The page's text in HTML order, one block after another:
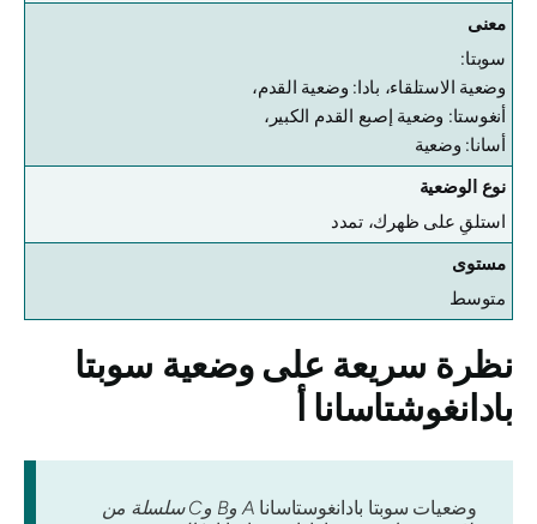
معنى
سوبتا:
وضعية الاستلقاء، بادا: وضعية القدم،
أنغوستا: وضعية إصبع القدم الكبير،
أسانا: وضعية
نوع الوضعية
استلقِ على ظهرك، تمدد
مستوى
متوسط
نظرة سريعة على وضعية سوبتا
بادانغوشتاسانا أ
وضعيات سوبتا بادانغوستاسانا
A وB وC سلسلة من